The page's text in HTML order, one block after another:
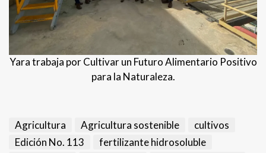
Yara trabaja por Cultivar un Futuro Alimentario Positivo
para la Naturaleza.
Agricultura Agricultura sostenible
cultivos
Edición No. 113
fertilizante hidrosoluble